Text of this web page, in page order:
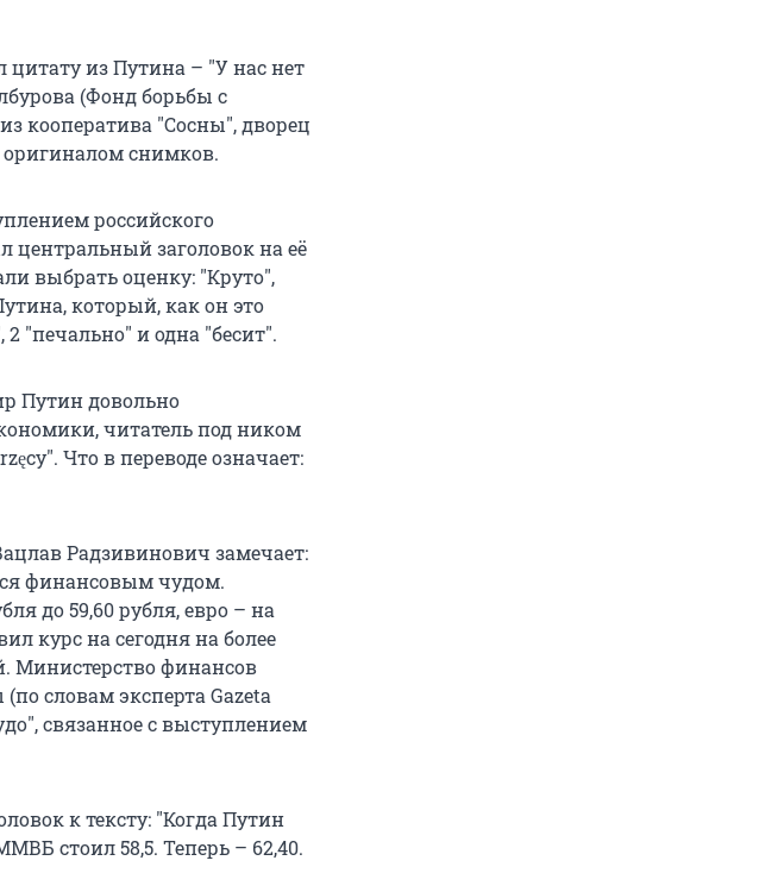
из Путина – "У нас нет
(Фонд борьбы с
кооператива "Сосны", дворец
оригиналом снимков.
российского
центральный заголовок на её
выбрать оценку: "Круто",
который, как он это
"печально" и одна "бесит".
Путин довольно
читатель под ником
Что в переводе означает:
Радзивинович замечает:
финансовым чудом.
до 59,60 рубля, евро – на
курс на сегодня на более
Министерство финансов
словам эксперта Gazeta
связанное с выступлением
к тексту: "Когда Путин
стоил 58,5. Теперь – 62,40.